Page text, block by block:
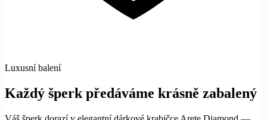
Luxusní balení
Každý šperk předáváme krásně zabalený